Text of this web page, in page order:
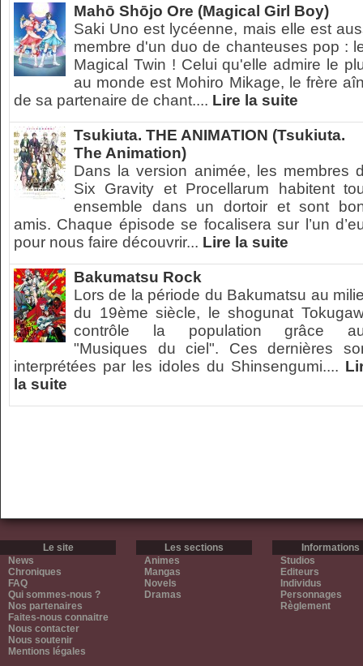
Mahō Shōjo Ore (Magical Girl Boy)
Saki Uno est lycéenne, mais elle est
membre d'un duo de chanteuses pop :
Magical Twin ! Celui qu'elle admire le
au monde est Mohiro Mikage, le frère
de sa partenaire de chant.... Lire la suite
Tsukiuta. THE ANIMATION (Tsukiuta.
The Animation)
Dans la version animée, les membres
Six Gravity et Procellarum habitent
ensemble dans un dortoir et sont
amis. Chaque épisode se focalisera sur l’un
pour nous faire découvrir... Lire la suite
Bakumatsu Rock
Lors de la période du Bakumatsu au
du 19ème siècle, le shogunat
contrôle la population grâce
"Musiques du ciel". Ces dernières
interprétées par les idoles du Shinsengumi....
la suite
Le site
News
Chroniques
FAQ
Qui sommes-nous ?
Nos partenaires
Faites-nous connaitre
Nous contacter
Nous soutenir
Mentions légales
Les sections
Animes
Mangas
Novels
Dramas
Informations
Studios
Editeurs
Individus
Personnages
Règlement